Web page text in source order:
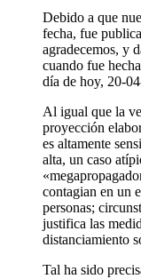
Debido a que
fecha, fue
agradecemos, y
cuando fue
día de hoy, 20-
Al igual que la
proyección
es altamente
alta, un caso
contagian en un
personas;
justifica las
distanciamiento
Tal ha sido